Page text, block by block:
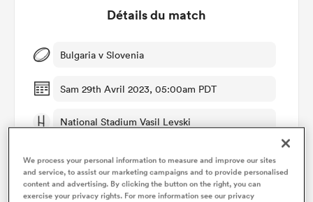
Détails du match
Bulgaria v Slovenia
Sam 29th Avril 2023, 05:00am PDT
National Stadium Vasil Levski
We process your personal information to measure and improve our sites
and service, to assist our marketing campaigns and to provide personalised
content and advertising. By clicking the button on the right, you can
exercise your privacy rights. For more information see our privacy